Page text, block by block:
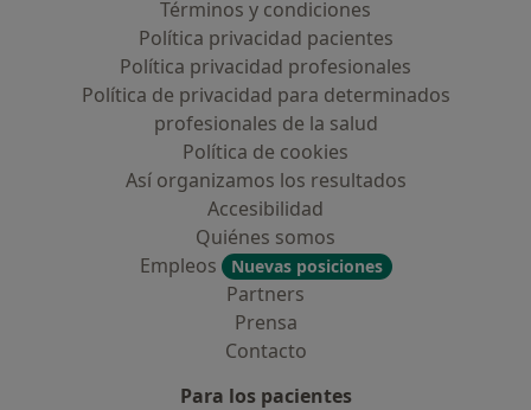
Términos y condiciones
Política privacidad pacientes
Política privacidad profesionales
Política de privacidad para determinados
profesionales de la salud
Política de cookies
Así organizamos los resultados
Accesibilidad
Quiénes somos
Empleos
Nuevas posiciones
Partners
Prensa
Contacto
Para los pacientes